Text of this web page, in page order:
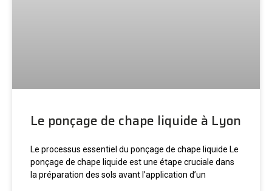
Le ponçage de chape liquide à Lyon
Le processus essentiel du ponçage de chape liquide Le
ponçage de chape liquide est une étape cruciale dans
la préparation des sols avant l’application d’un